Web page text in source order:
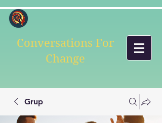
Conversations For
Change
Grup